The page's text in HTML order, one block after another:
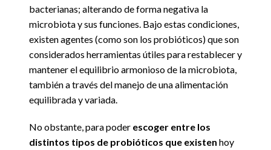
bacterianas; alterando de forma negativa la
microbiota y sus funciones. Bajo estas condiciones,
existen agentes (como son los probióticos) que son
considerados herramientas útiles para restablecer y
mantener el equilibrio armonioso de la microbiota,
también a través del manejo de una alimentación
equilibrada y variada.
No obstante, para poder escoger entre los
distintos tipos de probióticos que existen hoy